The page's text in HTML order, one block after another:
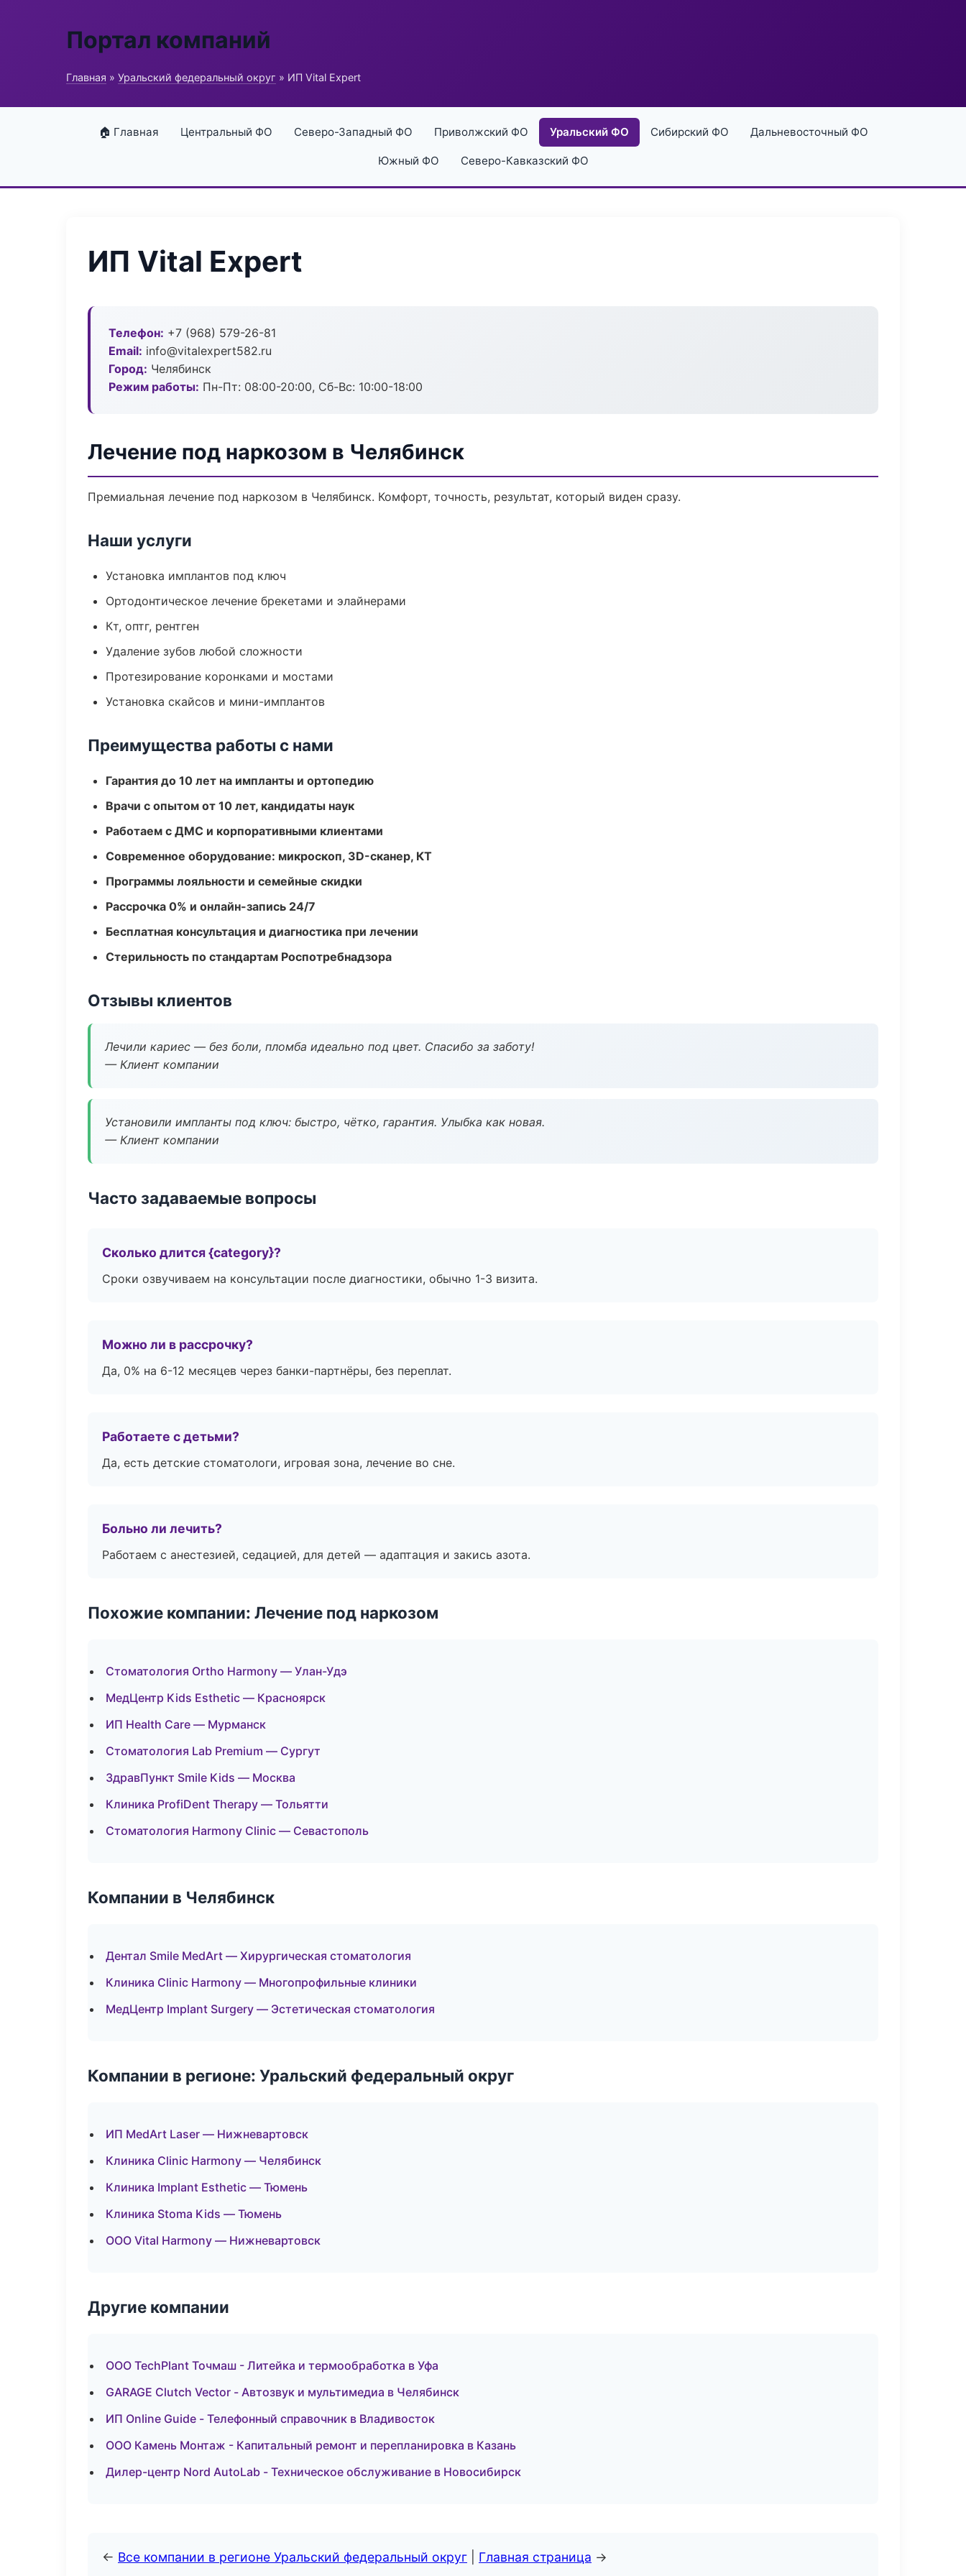
Портал компаний
Главная » Уральский федеральный округ » ИП Vital Expert
🏠 Главная Центральный ФО Северо-Западный ФО Приволжский ФО Уральский ФО Сибирский ФО Дальневосточный ФО
Южный ФО Северо-Кавказский ФО
ИП Vital Expert
Телефон: +7 (968) 579-26-81
Email: info@vitalexpert582.ru
Город: Челябинск
Режим работы: Пн-Пт: 08:00-20:00, Сб-Вс: 10:00-18:00
Лечение под наркозом в Челябинск
Премиальная лечение под наркозом в Челябинск. Комфорт, точность, результат, который виден сразу.
Наши услуги
Установка имплантов под ключ
Ортодонтическое лечение брекетами и элайнерами
Кт, оптг, рентген
Удаление зубов любой сложности
Протезирование коронками и мостами
Установка скайсов и мини-имплантов
Преимущества работы с нами
Гарантия до 10 лет на импланты и ортопедию
Врачи с опытом от 10 лет, кандидаты наук
Работаем с ДМС и корпоративными клиентами
Современное оборудование: микроскоп, 3D-сканер, КТ
Программы лояльности и семейные скидки
Рассрочка 0% и онлайн-запись 24/7
Бесплатная консультация и диагностика при лечении
Стерильность по стандартам Роспотребнадзора
Отзывы клиентов
Лечили кариес — без боли, пломба идеально под цвет. Спасибо за заботу!
— Клиент компании
Установили импланты под ключ: быстро, чётко, гарантия. Улыбка как новая.
— Клиент компании
Часто задаваемые вопросы
Сколько длится {category}?
Сроки озвучиваем на консультации после диагностики, обычно 1-3 визита.
Можно ли в рассрочку?
Да, 0% на 6-12 месяцев через банки-партнёры, без переплат.
Работаете с детьми?
Да, есть детские стоматологи, игровая зона, лечение во сне.
Больно ли лечить?
Работаем с анестезией, седацией, для детей — адаптация и закись азота.
Похожие компании: Лечение под наркозом
Стоматология Ortho Harmony — Улан-Удэ
МедЦентр Kids Esthetic — Красноярск
ИП Health Care — Мурманск
Стоматология Lab Premium — Сургут
ЗдравПункт Smile Kids — Москва
Клиника ProfiDent Therapy — Тольятти
Стоматология Harmony Clinic — Севастополь
Компании в Челябинск
Дентал Smile MedArt — Хирургическая стоматология
Клиника Clinic Harmony — Многопрофильные клиники
МедЦентр Implant Surgery — Эстетическая стоматология
Компании в регионе: Уральский федеральный округ
ИП MedArt Laser — Нижневартовск
Клиника Clinic Harmony — Челябинск
Клиника Implant Esthetic — Тюмень
Клиника Stoma Kids — Тюмень
ООО Vital Harmony — Нижневартовск
Другие компании
ООО TechPlant Точмаш - Литейка и термообработка в Уфа
GARAGE Clutch Vector - Автозвук и мультимедиа в Челябинск
ИП Online Guide - Телефонный справочник в Владивосток
ООО Камень Монтаж - Капитальный ремонт и перепланировка в Казань
Дилер-центр Nord AutoLab - Техническое обслуживание в Новосибирск
← Все компании в регионе Уральский федеральный округ Главная страница →